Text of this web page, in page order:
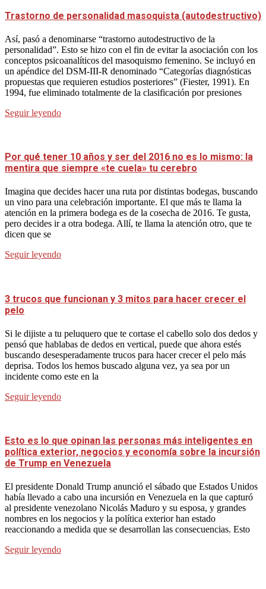
Trastorno de personalidad masoquista (autodestructivo)
Así, pasó a denominarse “trastorno autodestructivo de la
personalidad”. Esto se hizo con el fin de evitar la asociación con los
conceptos psicoanalíticos del masoquismo femenino. Se incluyó en
un apéndice del DSM-III-R denominado “Categorías diagnósticas
propuestas que requieren estudios posteriores” (Fiester, 1991). En
1994, fue eliminado totalmente de la clasificación por presiones
Seguir leyendo
Por qué tener 10 años y ser del 2016 no es lo mismo: la
mentira que siempre «te cuela» tu cerebro
Imagina que decides hacer una ruta por distintas bodegas, buscando
un vino para una celebración importante. El que más te llama la
atención en la primera bodega es de la cosecha de 2016. Te gusta,
pero decides ir a otra bodega. Allí, te llama la atención otro, que te
dicen que se
Seguir leyendo
3 trucos que funcionan y 3 mitos para hacer crecer el
pelo
Si le dijiste a tu peluquero que te cortase el cabello solo dos dedos y
pensó que hablabas de dedos en vertical, puede que ahora estés
buscando desesperadamente trucos para hacer crecer el pelo más
deprisa. Todos los hemos buscado alguna vez, ya sea por un
incidente como este en la
Seguir leyendo
Esto es lo que opinan las personas más inteligentes en
política exterior, negocios y economía sobre la incursión
de Trump en Venezuela
El presidente Donald Trump anunció el sábado que Estados Unidos
había llevado a cabo una incursión en Venezuela en la que capturó
al presidente venezolano Nicolás Maduro y su esposa, y grandes
nombres en los negocios y la política exterior han estado
reaccionando a medida que se desarrollan las consecuencias. Esto
Seguir leyendo